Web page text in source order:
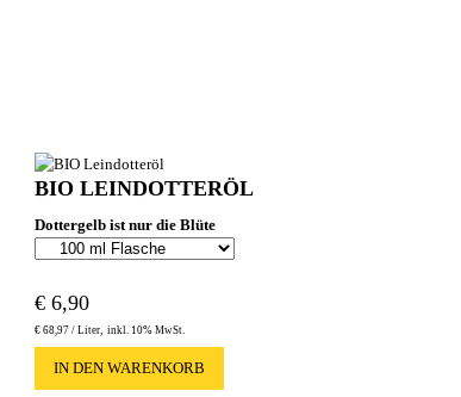
BIO LEINDOTTERÖL
Dottergelb ist nur die Blüte
€ 6,90
€68,97 / Liter inkl. 10% MwSt.
IN DEN WARENKORB